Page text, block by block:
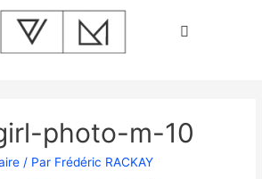
photo-m-10
/ Par Frédéric RACKAY